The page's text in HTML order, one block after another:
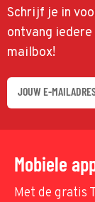
Schrijf je in
ontvang
mailbox!
Mobiele
Met de gratis